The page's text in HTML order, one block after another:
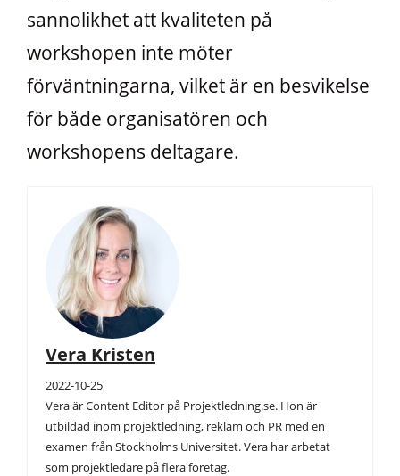
sannolikhet att kvaliteten på
workshopen inte möter
förväntningarna, vilket är en besvikelse
för både organisatören och
workshopens deltagare.
Vera Kristen
2022-10-25
Vera är Content Editor på Projektledning.se. Hon är
utbildad inom projektledning, reklam och PR med en
examen från Stockholms Universitet. Vera har arbetat
som projektledare på flera företag.